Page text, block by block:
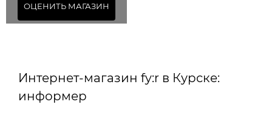
ОЦЕНИТЬ МАГАЗИН
Интернет-магазин fy:r в Курске:
информер